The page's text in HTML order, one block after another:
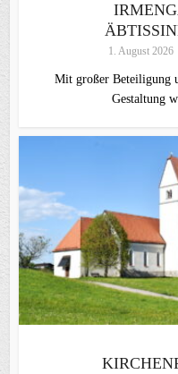
1. August 2026
Mit großer Beteiligung
Gestaltung